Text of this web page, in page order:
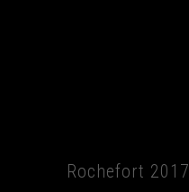
Rochefort 2017